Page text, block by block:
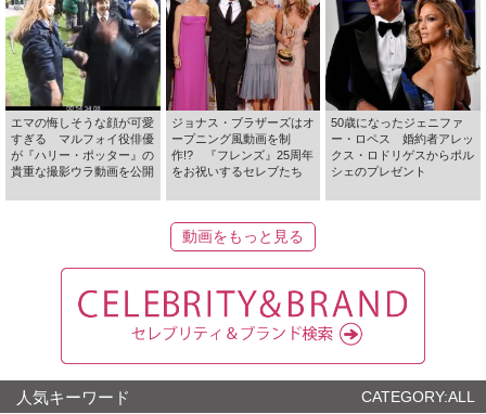
エマの悔しそうな顔が可愛
すぎる マルフォイ役俳優
が『ハリー・ポッター』の
貴重な撮影ウラ動画を公開
ジョナス・ブラザーズはオ
ープニング風動画を制
作!? 『フレンズ』25周年
をお祝いするセレブたち
50歳になったジェニファ
ー・ロペス 婚約者アレッ
クス・ロドリゲスからポル
シェのプレゼント
動画をもっと見る
人気キーワード CATEGORY:ALL